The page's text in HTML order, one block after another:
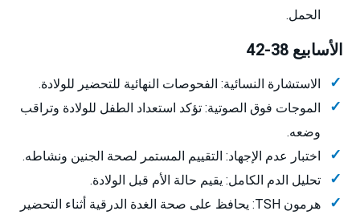
الحمل.
الأسابيع 38-42
الاستشارة النسائية: الفحوصات النهائية للتحضير للولادة.
الموجات فوق الصوتية: تؤكد استعداد الطفل للولادة وتراقب
وضعه.
اختبار عدم الإجهاد: التقييم المستمر لصحة الجنين ونشاطه.
تحليل الدم الكامل: يقيم حالة الأم قبل الولادة.
هرمون TSH: يحافظ على صحة الغدة الدرقية أثناء التحضير